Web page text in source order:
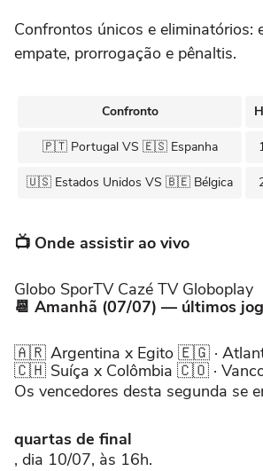
Confrontos únicos e eliminatórios:
empate, prorrogação e pênaltis.
Confronto
🇵🇹Portugal VS 🇪🇸Espanha
🇺🇸 Estados Unidos VS 🇧🇪 Bélgica
📺 Onde assistir ao vivo
Globo SporTV Cazé TV Globoplay
📆 Amanhã (07/07) — últimos
🇦🇷 Argentina x Egito 🇪🇬 ·
🇨🇭 Suíça x Colômbia 🇨🇴 ·
Os vencedores desta segunda se
quartas de final
, dia 10/07, às 16h.